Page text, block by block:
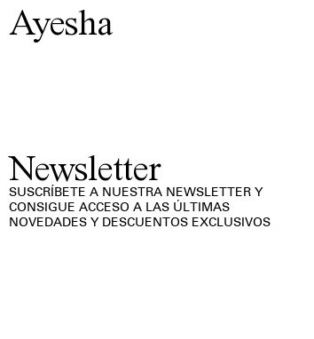
Ayesha
Newsletter
SUSCRÍBETE A NUESTRA NEWSLETTER Y
CONSIGUE ACCESO A LAS ÚLTIMAS
NOVEDADES Y DESCUENTOS EXCLUSIVOS